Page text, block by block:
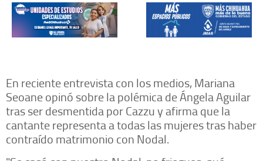
En reciente entrevista con los medios, Mariana
Seoane opinó sobre la polémica de Ángela Aguilar
tras ser desmentida por Cazzu y afirma que la
cantante representa a todas las mujeres tras haber
contraído matrimonio con Nodal.